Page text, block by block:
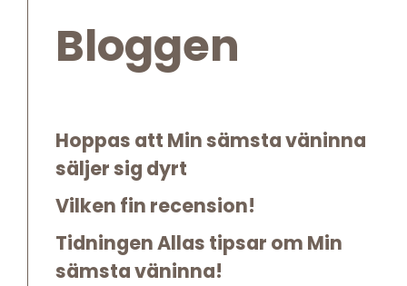
Bloggen
Hoppas att Min sämsta väninna
säljer sig dyrt
Vilken fin recension!
Tidningen Allas tipsar om Min
sämsta väninna!